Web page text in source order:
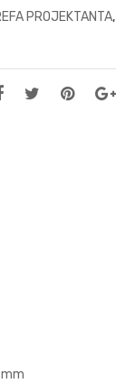
PROJEKTANTA,